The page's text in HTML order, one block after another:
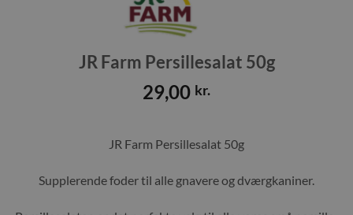
JR Farm Persillesalat 50g
29,00 kr.
JR Farm Persillesalat 50g
Supplerende foder til alle gnavere og dværgkaniner.